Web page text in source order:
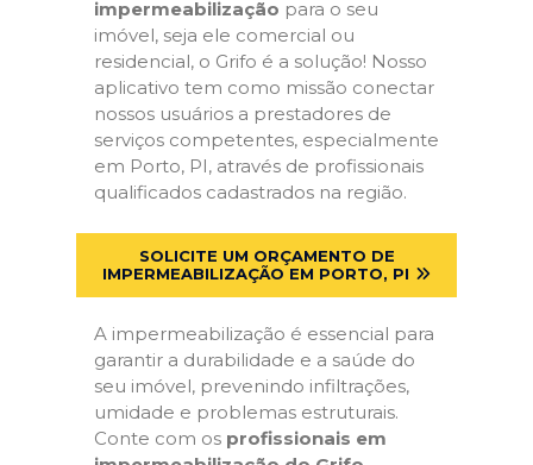
impermeabilização para o seu
imóvel, seja ele comercial ou
residencial, o Grifo é a solução! Nosso
aplicativo tem como missão conectar
nossos usuários a prestadores de
serviços competentes, especialmente
em Porto, PI, através de profissionais
qualificados cadastrados na região.
SOLICITE UM ORÇAMENTO DE
IMPERMEABILIZAÇÃO EM PORTO, PI
A impermeabilização é essencial para
garantir a durabilidade e a saúde do
seu imóvel, prevenindo infiltrações,
umidade e problemas estruturais.
Conte com os profissionais em